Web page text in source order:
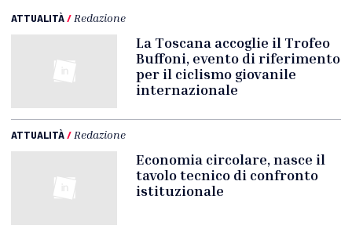
ATTUALITÀ/ Redazione
La Toscana accoglie il Trofeo
Buffoni, evento di riferimento
per il ciclismo giovanile
internazionale
ATTUALITÀ/ Redazione
Economia circolare, nasce il
tavolo tecnico di confronto
istituzionale